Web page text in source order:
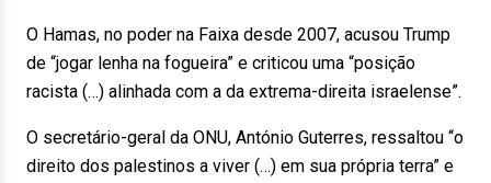
O Hamas, no poder na Faixa desde 2007, acusou Trump
de “jogar lenha na fogueira” e criticou uma “posição
racista (…) alinhada com a da extrema-direita israelense”.
O secretário-geral da ONU, António Guterres, ressaltou “o
direito dos palestinos a viver (…) em sua própria terra” e